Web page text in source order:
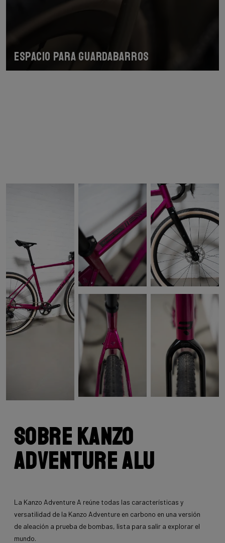
Espacio para guardabarros
Sobre Kanzo
Adventure Alu
La Kanzo Adventure A reúne todas las características y
versatilidad de la Kanzo Adventure en carbono en una versión
de aleación a prueba de bombas, lista para salir a explorar el
mundo.